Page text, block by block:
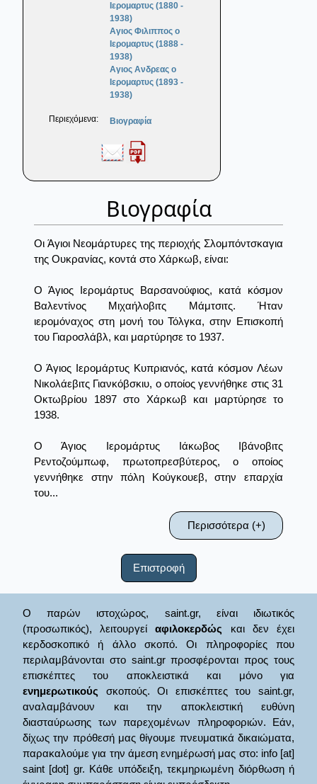
Ιερομαρτυς (1880 -
1938)
Αγιος Φιλιππος ο
Ιερομαρτυς (1888 -
1938)
Αγιος Ανδρεας ο
Ιερομαρτυς (1893 -
1938)
Περιεχόμενα: Βιογραφία
Βιογραφία
Οι Άγιοι Νεομάρτυρες της περιοχής Σλομπόντσκαγια
της Ουκρανίας, κοντά στο Χάρκωβ, είναι:
Ο Άγιος Ιερομάρτυς Βαρσανούφιος, κατά κόσμον
Βαλεντίνος Μιχαήλοβιτς Μάμτσιτς. Ήταν
ιερομόναχος στη μονή του Τόλγκα, στην Επισκοπή
του Γιαροσλάβλ, και μαρτύρησε το 1937.
Ο Άγιος Ιερομάρτυς Κυπριανός, κατά κόσμον Λέων
Νικολάεβιτς Γιανκόβσκιυ, ο οποίος γεννήθηκε στις 31
Οκτωβρίου 1897 στο Χάρκωβ και μαρτύρησε το
1938.
Ο Άγιος Ιερομάρτυς Ιάκωβος Ιβάνοβιτς
Ρεντοζούμπωφ, πρωτοπρεσβύτερος, ο οποίος
γεννήθηκε στην πόλη Κούγκουεβ, στην επαρχία
του...
Περισσότερα (+)
Επιστροφή
Ο παρών ιστοχώρος, saint.gr, είναι ιδιωτικός
(προσωπικός), λειτουργείαφιλοκερδώς και δεν έχει
κερδοσκοπικό ή άλλο σκοπό. Οι πληροφορίες που
περιλαμβάνονται στο saint.gr προσφέρονται προς τους
επισκέπτες του αποκλειστικά και μόνο για
ενημερωτικούς σκοπούς. Οι επισκέπτες του saint.gr,
αναλαμβάνουν και την αποκλειστική ευθύνη
διασταύρωσης των παρεχομένων πληροφοριών. Εάν,
δίχως την πρόθεσή μας θίγουμε πνευματικά δικαιώματα,
παρακαλούμε για την άμεση ενημέρωσή μας στο: info [at]
saint [dot] gr. Κάθε υπόδειξη, τεκμηριωμένη διόρθωση ή